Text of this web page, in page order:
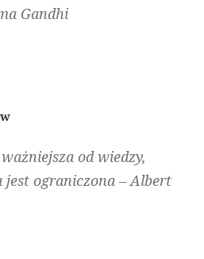
Gandhi
od wiedzy,
jest ograniczona – Albert